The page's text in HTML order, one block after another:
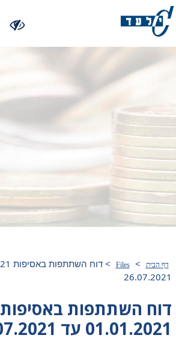
דף הבית >
Files
>
26.07.2021
דוח השתתפות באסיפות
01.01.2021 עד 26.07.2021